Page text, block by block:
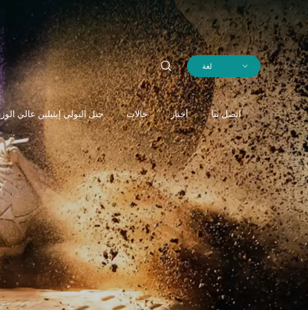
لغة
حبل البولي إيثيلين عالي
حبل البولي إيثيلين عالي
حالات
حالات
أخبار
أخبار
اتصل بنا
اتصل بنا